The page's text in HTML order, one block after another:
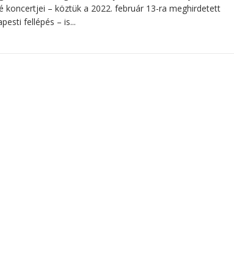
koncertjei – köztük a 2022. február 13-ra meghirdetett
fellépés – is...